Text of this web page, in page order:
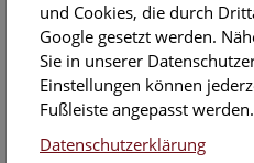
Informationen zu Gruppen,-
Schulprogrammen finden Sie
und Cookies, die durch
Google gesetzt werden.
Sie in unserer
Einstellungen können
Fußleiste angepasst werden.
Datenschutzerklärung